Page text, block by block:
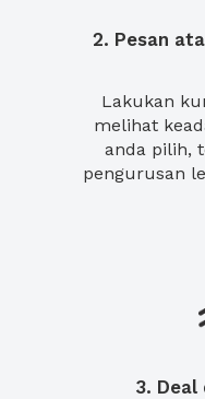
2. Pesan
Lakukan
melihat
anda pilih,
pengurusan
3. Deal